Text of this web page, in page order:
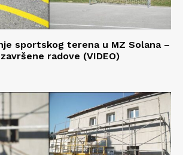
sportskog terena u MZ Solana –
radove (VIDEO)